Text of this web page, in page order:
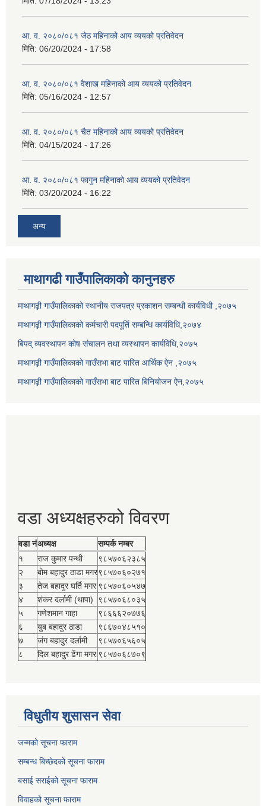
आ. व. २०८०/०८१ जेठ महिनाको आय व्ययको प्रतिवेदन
मिति: 06/20/2024 - 17:58
आ. व. २०८०/०८१ वैशाख महिनाको आय व्ययको प्रतिवेदन
मिति: 05/16/2024 - 12:57
आ. व. २०८०/०८१ चैत महिनाको आय व्ययको प्रतिवेदन
मिति: 04/15/2024 - 17:26
आ. व. २०८०/०८१ फागुन महिनाको आय व्ययको प्रतिवेदन
मिति: 03/20/2024 - 16:22
अन्य
माथागढी गाउँपालिकाको कानुनहरु
माथागढ़ी गाउँपालिकाको स्थानीय राजपत्र प्रकाशन सम्बन्धी कार्यविधी ,२०७५
माथागढ़ी गाउँपालिकाको कर्मचारी पदपूर्ति सम्बन्धि कार्यविधि,२०७४
बिपद् व्यवस्थापन कोष संचालन तथा व्यस्थापन कार्यविधि,२०७५
माथागढ़ी गाउँपालिकाको गाउँसभा बाट पारित आर्थिक ऐन ,२०७५
माथागढ़ी गाउँपालिकाको गाउँसभा बाट पारित बिनियोजन ऐन,२०७५
वडा अध्यक्षहरुको विवरण
वडा नंअध्यक्ष
सम्पर्क नम्बर
१
राज कुमार पन्थी
९८५७०६२३८५
२
बोम बहादुर ठाडा मगर९८५७०६०२७१
३
तेज बहादुर घर्ति मगर ९८५७०६०५४७
४
शंकर दर्लामी (थापा)
९८५७०६८०३५
५
गणेशमान गाहा
९८६६६२०७७६
६
युब बहादुर ठाडा
९८६७०४८५१०
७
जंग बहादुर दर्लामी
९८५७०६५६०५
८
दिल बहादुर ढेंगा मगर ९८५७०६८७०९
विधुतीय शुसासन सेवा
जन्मको सूचना फाराम
सम्बन्ध बिच्छेदको सूचना फाराम
बसाई सराईको सूचना फाराम
विवाहको सूचना फाराम